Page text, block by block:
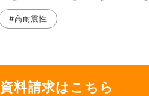
#高耐震性
資料請求はこちら